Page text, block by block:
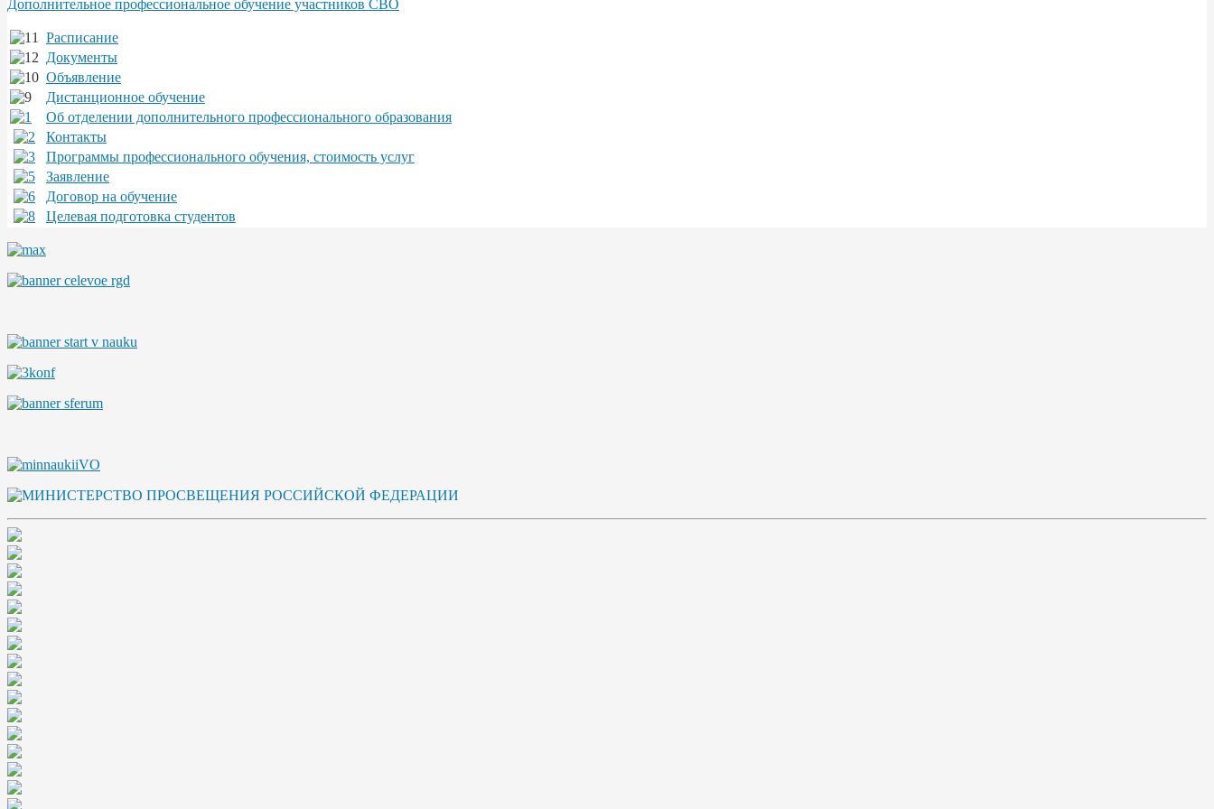
Дополнительное профессиональное обучение участников СВО
Расписание
Документы
Объявление
Дистанционное обучение
Об отделении дополнительного профессионального образования
Контакты
Программы профессионального обучения, стоимость услуг
Заявление
Договор на обучение
Целевая подготовка студентов